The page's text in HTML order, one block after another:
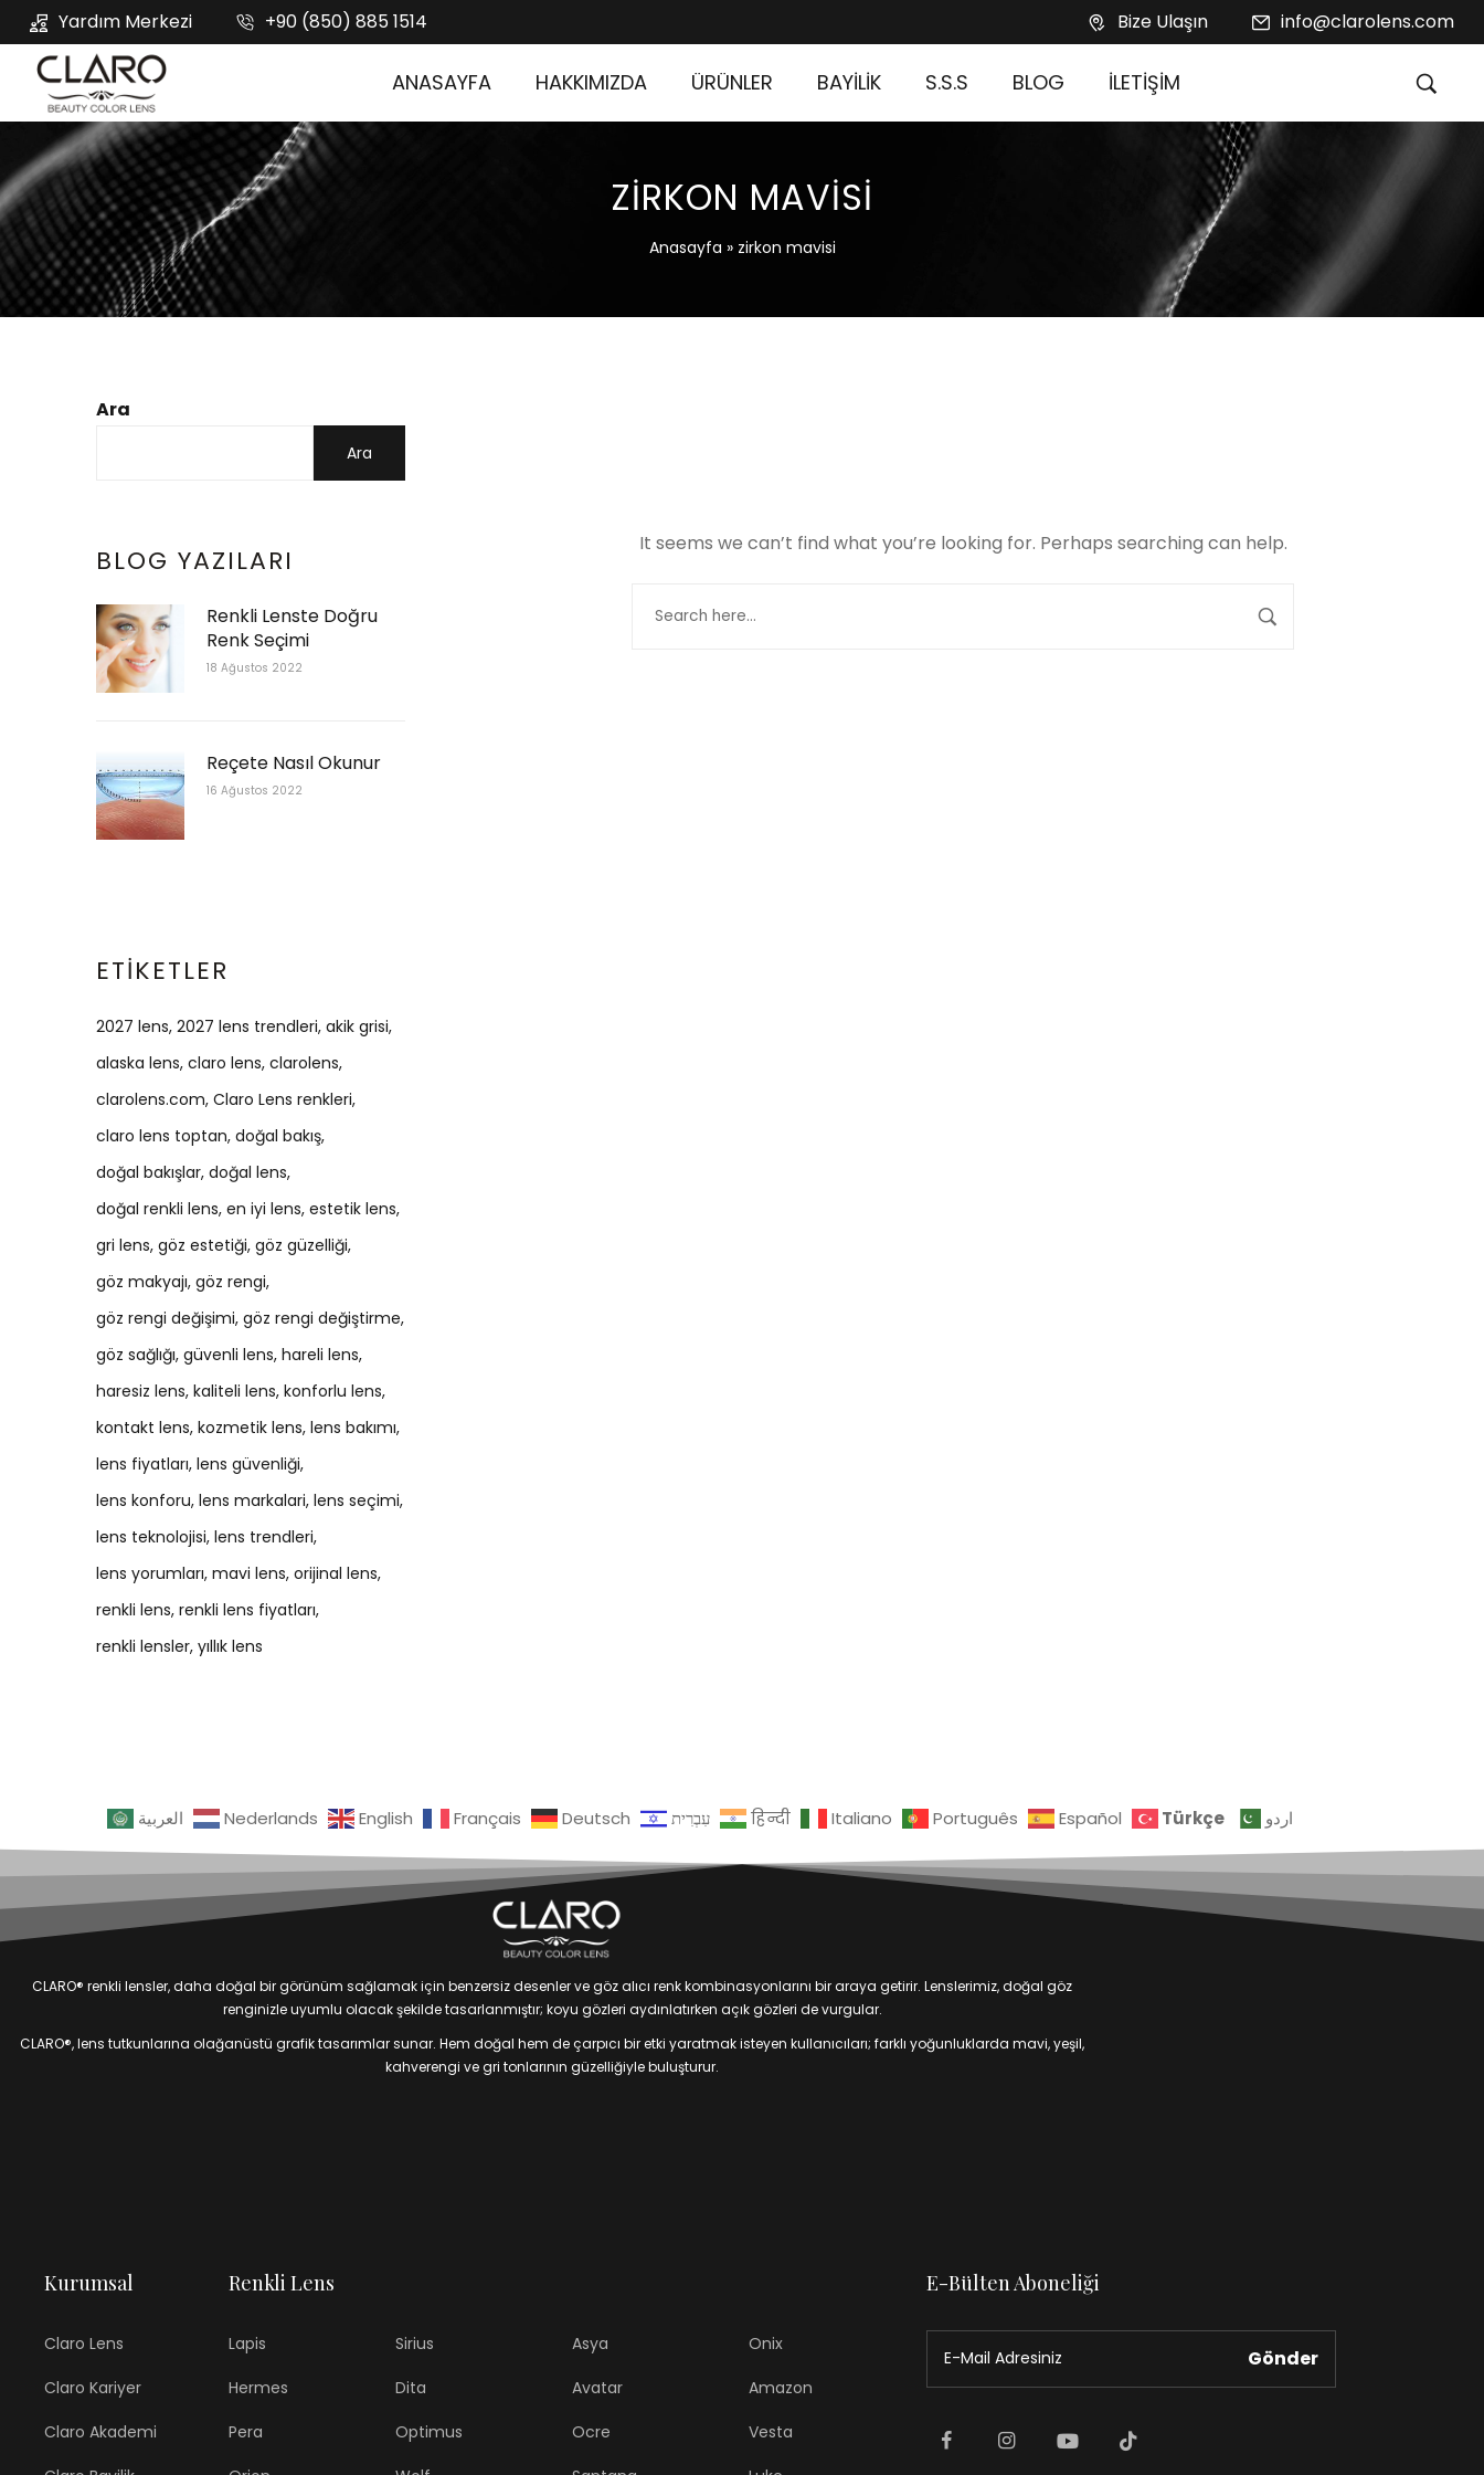
Yardım Merkezi +90 (850) 885 1514 Bize Ulaşın info@clarolens.com
ANASAYFA HAKKIMIZDA ÜRÜNLER BAYİLİK S.S.S BLOG İLETİŞİM
ZIRKON MAVISI
Anasayfa » zirkon mavisi
Ara
Ara
BLOG YAZILARI
Renkli Lenste Doğru
Renk Seçimi
18 Ağustos 2022
Reçete Nasıl Okunur
16 Ağustos 2022
ETIKETLER
2027 lens 2027 lens trendleri akik grisi
alaska lens claro lens clarolens
clarolens.com Claro Lens renkleri
claro lens toptan doğal bakış
doğal bakışlar doğal lens
doğal renkli lens en iyi lens estetik lens
gri lens göz estetiği göz güzelliği
göz makyajı göz rengi
göz rengi değişimi göz rengi değiştirme
göz sağlığı güvenli lens hareli lens
haresiz lens kaliteli lens konforlu lens
kontakt lens kozmetik lens lens bakımı
lens fiyatları lens güvenliği
lens konforu lens markalari lens seçimi
lens teknolojisi lens trendleri
lens yorumları mavi lens orijinal lens
renkli lens renkli lens fiyatları
renkli lensler yıllık lens
It seems we can’t find what you’re looking for. Perhaps searching can help.
العربية Nederlands English Français Deutsch עִבְרִית हिन्दी Italiano Português Español Türkçe اردو
CLARO® renkli lensler, daha doğal bir görünüm sağlamak için benzersiz desenler ve göz alıcı renk kombinasyonlarını bir araya getirir. Lenslerimiz, doğal göz
renginizle uyumlu olacak şekilde tasarlanmıştır; koyu gözleri aydınlatırken açık gözleri de vurgular.
CLARO®, lens tutkunlarına olağanüstü grafik tasarımlar sunar. Hem doğal hem de çarpıcı bir etki yaratmak isteyen kullanıcıları; farklı yoğunluklarda mavi, yeşil,
kahverengi ve gri tonlarının güzelliğiyle buluşturur.
Kurumsal
Claro Lens
Claro Kariyer
Claro Akademi
Renkli Lens
Lapis
Hermes
Pera
Sirius
Dita
Optimus
Asya
Avatar
Ocre
Onix
Amazon
Vesta
E-Bülten Aboneliği
Gönder